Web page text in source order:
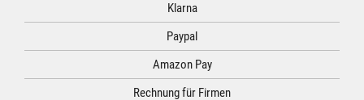
Klarna
Paypal
Amazon Pay
Rechnung für Firmen